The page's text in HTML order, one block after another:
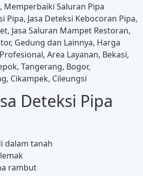
Memperbaiki Saluran Pipa
Pipa, Jasa Deteksi Kebocoran Pipa,
Jasa Saluran Mampet Restoran,
Gedung dan Lainnya, Harga
Area Layanan, Bekasi,
Tangerang, Bogor,
Cikampek, Cileungsi
Deteksi Pipa
dalam tanah
rambut